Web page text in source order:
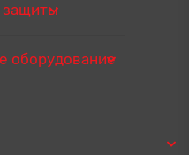
защиты
оборудование